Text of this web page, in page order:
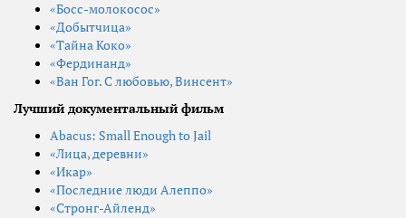
«Босс-молокосос»
«Добытчица»
«Тайна Коко»
«Фердинанд»
«Ван Гог. С любовью, Винсент»
Лучший документальный фильм
Abacus: Small Enough to Jail
«Лица, деревни»
«Икар»
«Последние люди Алеппо»
«Стронг-Айленд»